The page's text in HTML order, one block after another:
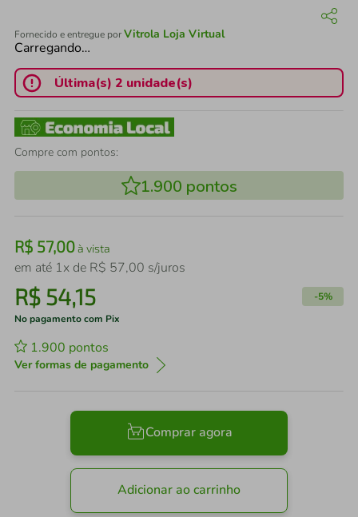
Fornecido e entregue porVitrola Loja Virtual
Carregando…
Última(s) 2 unidade(s)
Compre com pontos:
1.900 pontos
R$ 57,00à vista
em até 1x de R$ 57,00 s/juros
R$ 54,15 -5%
No pagamento com Pix
1.900 pontos
Ver formas de pagamento
Comprar agora
Adicionar ao carrinho